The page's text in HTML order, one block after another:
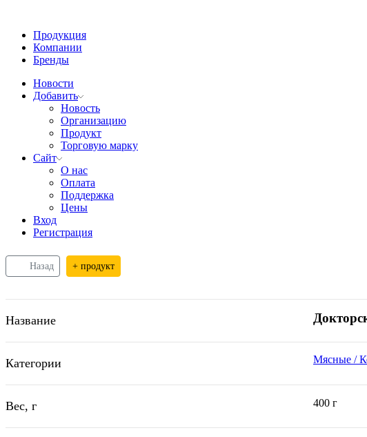
Продукция
Компании
Бренды
Новости
Добавить
Новость
Организацию
Продукт
Торговую марку
Сайт
О нас
Оплата
Поддержка
Цены
Вход
Регистрация
Назад + продукт
Название
Категории Мясные /
Вес, г 400 г